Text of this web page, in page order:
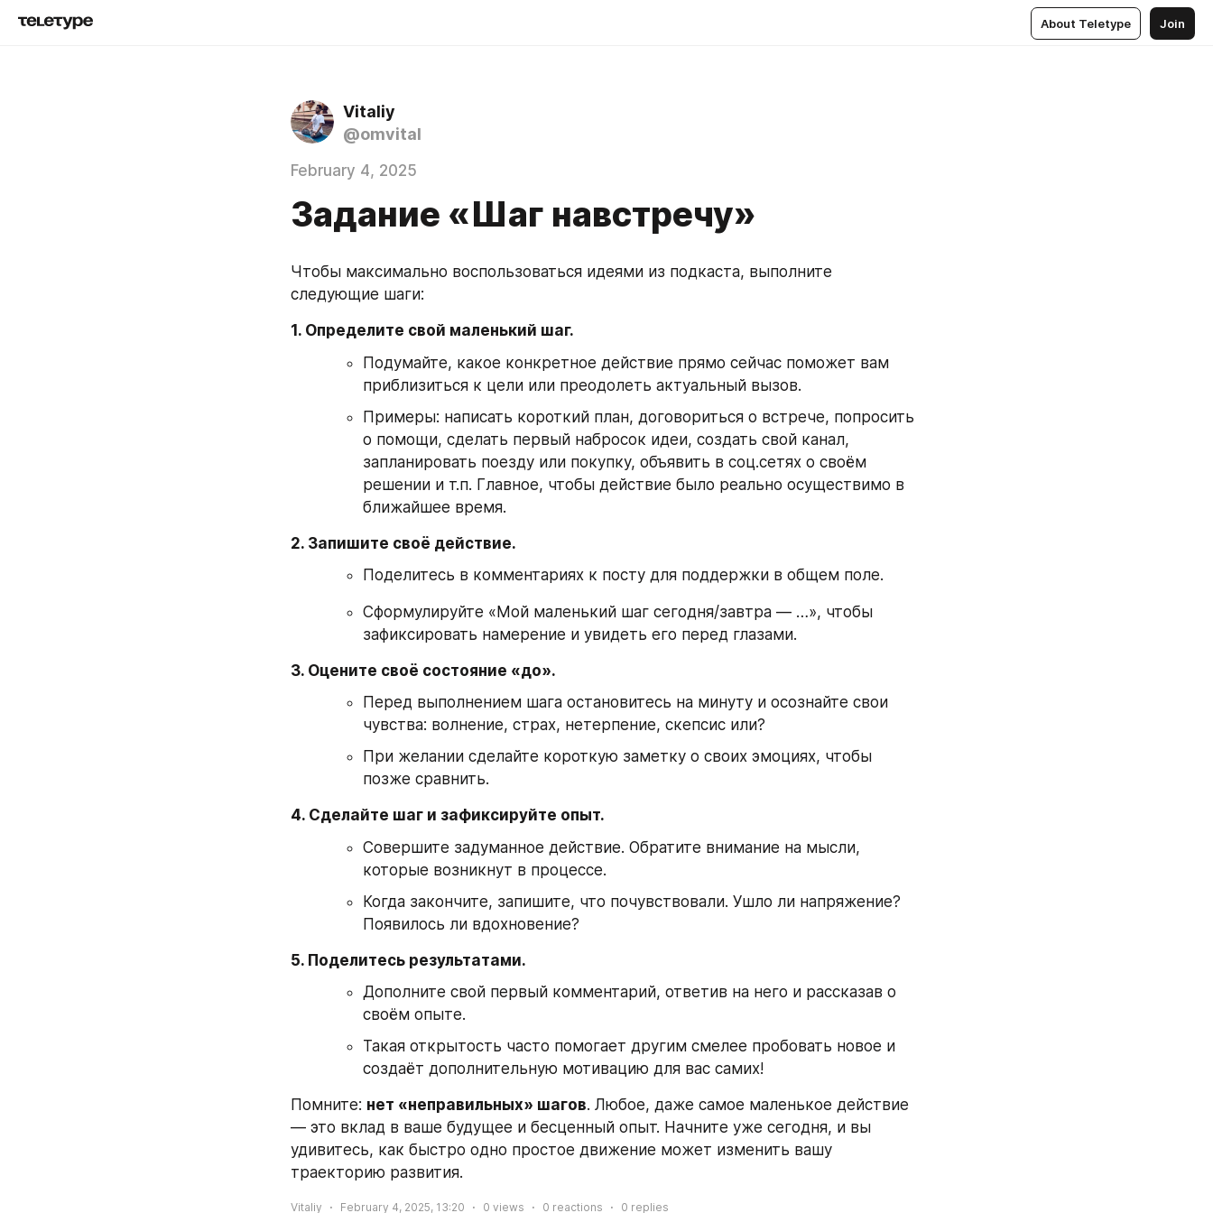
About Teletype Join
Vitaliy
@omvital
February 4, 2025
Задание «Шаг навстречу»
Чтобы максимально воспользоваться идеями из подкаста, выполните
следующие шаги:
1. Определите свой маленький шаг.
Подумайте, какое конкретное действие прямо сейчас поможет вам
приблизиться к цели или преодолеть актуальный вызов.
Примеры: написать короткий план, договориться о встрече, попросить
о помощи, сделать первый набросок идеи, создать свой канал,
запланировать поезду или покупку, объявить в соц.сетях о своём
решении и т.п. Главное, чтобы действие было реально осуществимо в
ближайшее время.
2. Запишите своё действие.
Поделитесь в комментариях к посту для поддержки в общем поле.
Сформулируйте «Мой маленький шаг сегодня/завтра — …», чтобы
зафиксировать намерение и увидеть его перед глазами.
3. Оцените своё состояние «до».
Перед выполнением шага остановитесь на минуту и осознайте свои
чувства: волнение, страх, нетерпение, скепсис или?
При желании сделайте короткую заметку о своих эмоциях, чтобы
позже сравнить.
4. Сделайте шаг и зафиксируйте опыт.
Совершите задуманное действие. Обратите внимание на мысли,
которые возникнут в процессе.
Когда закончите, запишите, что почувствовали. Ушло ли напряжение?
Появилось ли вдохновение?
5. Поделитесь результатами.
Дополните свой первый комментарий, ответив на него и рассказав о
своём опыте.
Такая открытость часто помогает другим смелее пробовать новое и
создаёт дополнительную мотивацию для вас самих!
Помните: нет «неправильных» шагов. Любое, даже самое маленькое действие
— это вклад в ваше будущее и бесценный опыт. Начните уже сегодня, и вы
удивитесь, как быстро одно простое движение может изменить вашу
траекторию развития.
Vitaliy February 4, 2025, 13:20 0 views 0 reactions 0 replies